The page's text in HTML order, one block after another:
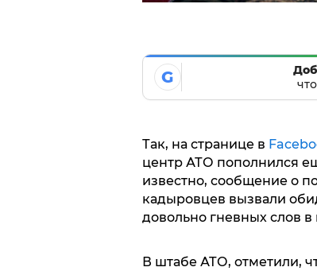
G
Так, на странице в
центр АТО пополнился
известно, сообщение о
кадыровцев вызвали
довольно гневных слов в
В штабе АТО, отметили,